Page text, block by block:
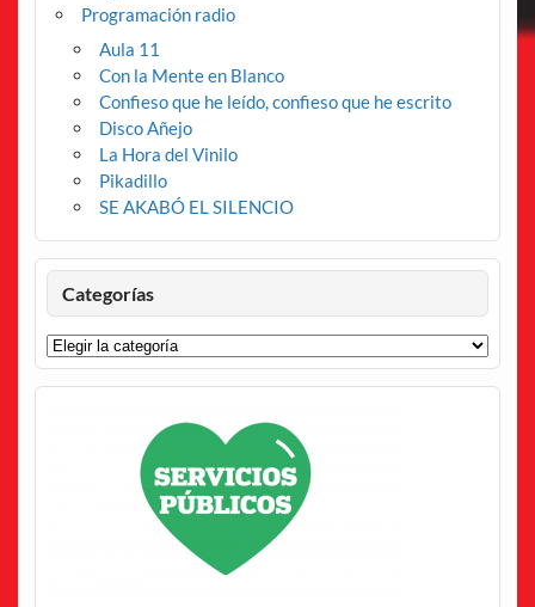
Programación radio
Aula 11
Con la Mente en Blanco
Confieso que he leído, confieso que he escrito
Disco Añejo
La Hora del Vinilo
Pikadillo
SE AKABÓ EL SILENCIO
Categorías
Categorías